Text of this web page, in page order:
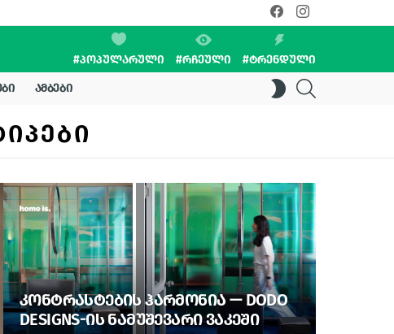
facebookinstagram
#ᲞᲝᲞᲣᲚᲐᲠᲣᲚᲘ #ᲠᲩᲔᲣᲚᲘ #ᲢᲠᲔᲜᲓᲣᲚᲘ
ᲐᲛᲑᲔᲑᲘ
SWITCH
SKIN
ᲙᲝᲜᲢᲠᲐᲡᲢᲔᲑᲘᲡ ᲰᲐᲠᲛᲝᲜᲘᲐ — DODO
DESIGNS-ᲘᲡ ᲜᲐᲛᲣᲨᲔᲕᲐᲠᲘ ᲕᲐᲙᲔᲨᲘ